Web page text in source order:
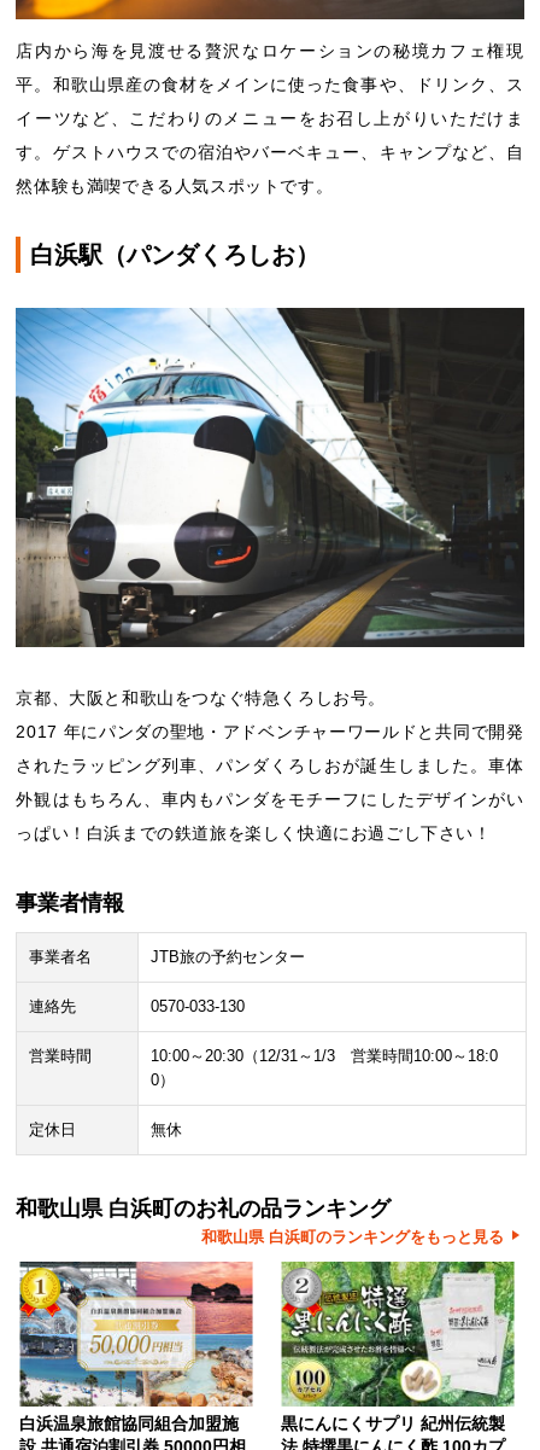
店内から海を見渡せる贅沢なロケーションの秘境カフェ権現
平。和歌山県産の食材をメインに使った食事や、ドリンク、ス
イーツなど、こだわりのメニューをお召し上がりいただけま
す。ゲストハウスでの宿泊やバーベキュー、キャンプなど、自
然体験も満喫できる人気スポットです。
白浜駅（パンダくろしお）
京都、大阪と和歌山をつなぐ特急くろしお号。
2017 年にパンダの聖地・アドベンチャーワールドと共同で開発
されたラッピング列車、パンダくろしおが誕生しました。車体
外観はもちろん、車内もパンダをモチーフにしたデザインがい
っぱい！白浜までの鉄道旅を楽しく快適にお過ごし下さい！
事業者情報
事業者名 JTB旅の予約センター
連絡先 0570-033-130
営業時間
10:00～20:30（12/31～1/3 営業時間10:00～18:0
0）
定休日 無休
和歌山県 白浜町のお礼の品ランキング
和歌山県 白浜町のランキングをもっと見る
白浜温泉旅館協同組合加盟施
黒にんにくサプリ 紀州伝統製